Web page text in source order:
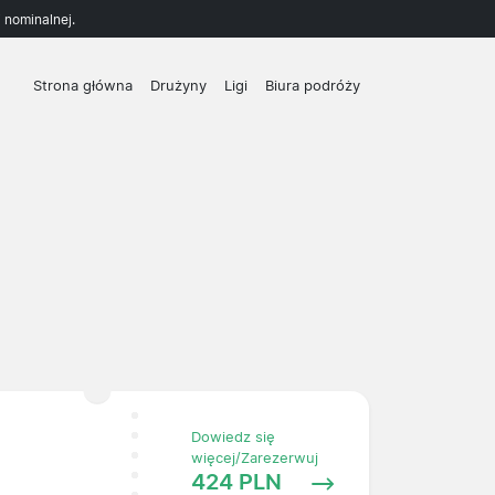
Strona główna Drużyny Ligi Biura podróży
Dowiedz się
więcej/Zarezerwuj
424 PLN